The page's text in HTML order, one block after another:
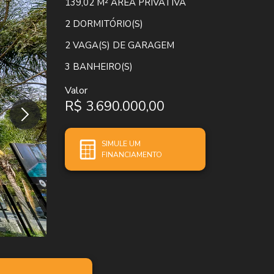
139,02 M² ÁREA PRIVATIVA
2 DORMITÓRIO(S)
2 VAGA(S) DE GARAGEM
3 BANHEIRO(S)
Valor
R$ 3.690.000,00
SIMULE UM
FINANCIAMENTO